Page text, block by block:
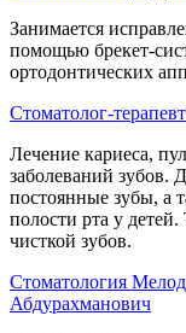
Занимается
помощью брекет-
ортодонтических
Стоматолог-
Лечение кариеса,
заболеваний зубов.
постоянные зубы, а
полости рта у
чисткой зубов.
Стоматология
Абдурахманович